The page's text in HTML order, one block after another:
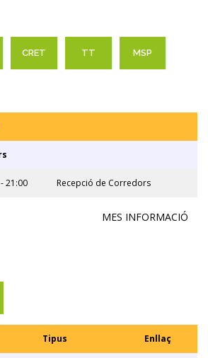
CRET TT MSP
21:00 Recepció de Corredors
MES INFORMACIÓ
Tipus Enllaç